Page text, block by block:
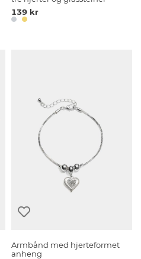
139 kr
Armbånd med hjerteformet
anheng